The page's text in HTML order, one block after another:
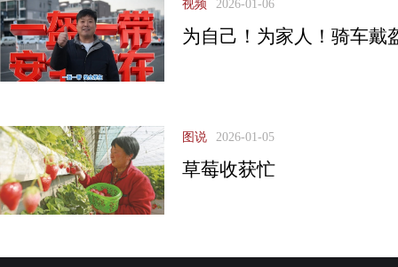
视频 2026-01-06
为自己！为家人！骑车戴
图说 2026-01-05
​草莓收获忙